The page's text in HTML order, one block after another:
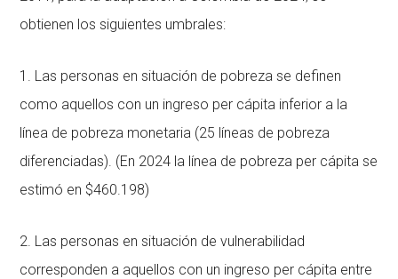
obtienen los siguientes umbrales:
1. Las personas en situación de pobreza se definen
como aquellos con un ingreso per cápita inferior a la
línea de pobreza monetaria (25 líneas de pobreza
diferenciadas). (En 2024 la línea de pobreza per cápita se
estimó en $460.198)
2. Las personas en situación de vulnerabilidad
corresponden a aquellos con un ingreso per cápita entre